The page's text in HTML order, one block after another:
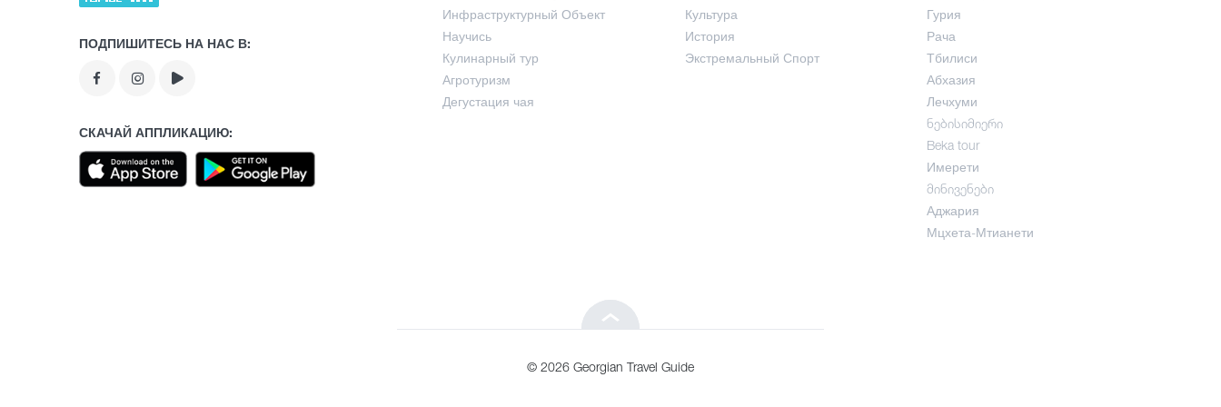
Дегустация чая
Инфраструктурный Объект
Научись
Кулинарный тур
Агротуризм
Дегустация чая
Культура
История
Экстремальный Спорт
Гурия
Рача
Тбилиси
Абхазия
Лечхуми
ნებისიმიერი
Beka tour
Имерети
მინივენები
Аджария
Мцхета-Мтианети
ПОДПИШИТЕСЬ НА НАС В:
СКАЧАЙ АППЛИКАЦИЮ:
© 2026 Georgian Travel Guide